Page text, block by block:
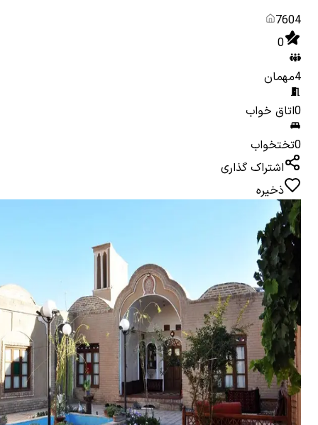
7604
0
4مهمان
0اتاق خواب
0تختخواب
اشتراک گذاری
ذخیره